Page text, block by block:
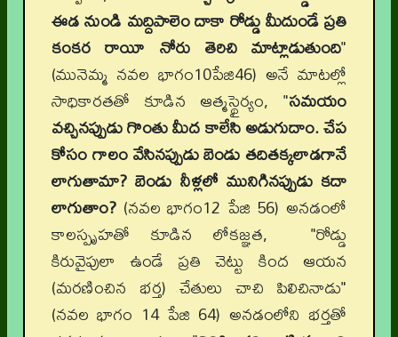
ఈడ నుండి మద్దిపాలెం దాకా రోడ్డు మీదుండే ప్రతి
కంకర రాయీ నోరు తెరిచి మాట్లాడుతుంది"
(మునెమ్మ నవల భాగం10పేజి46) అనే మాటల్లో
సాధికారతతో కూడిన ఆత్మస్థైర్యం, "సమయం
వచ్చినప్పుడు గొంతు మీద కాలేసి అడుగుదాం. చేప
కోసం గాలం వేసినప్పుడు బెండు తదితక్కలాడగానే
లాగుతామా? బెండు నీళ్లలో మునిగినప్పుడు కదా
లాగుతాం? (నవల భాగం12 పేజి 56) అనడంలో
కాలస్పృహతో కూడిన లోకజ్ఞత, "రోడ్డు
కిరువైపులా ఉండే ప్రతి చెట్టు కింద ఆయన
(మరణించిన భర్త) చేతులు చాచి పిలిచినాడు"
(నవల భాగం 14 పేజి 64) అనడంలోని భర్తతో